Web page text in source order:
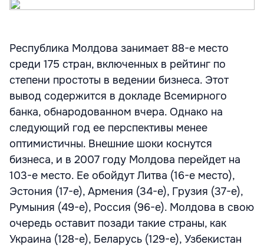
Республика Молдова занимает 88-е место
среди 175 стран, включенных в рейтинг по
степени простоты в ведении бизнеса. Этот
вывод содержится в докладе Всемирного
банка, обнародованном вчера. Однако на
следующий год ее перспективы менее
оптимистичны. Внешние шоки коснутся
бизнеса, и в 2007 году Молдова перейдет на
103-е место. Ее обойдут Литва (16-е место),
Эстония (17-е), Армения (34-е), Грузия (37-е),
Румыния (49-е), Россия (96-е). Молдова в свою
очередь оставит позади такие страны, как
Украина (128-е), Беларусь (129-е), Узбекистан